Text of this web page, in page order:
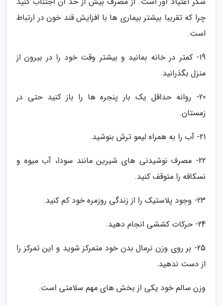
چرا که تقریبا بیشتر بیماری ها با افزایش قند خون در ارتباط
است.
19- کمتر در خانه بمانید و بیشتر وقت خود را در بیرون از
منزل بگذرانید.
20- روانه حداقل یک بار پنجره ها را باز کنید حتی در
زمستان.
21- آب را به همراه لیمو ترش بنوشید.
22- مصرف نوشیدنی های شیرین مانند سودا، آب میوه و
نسکافه را متوقف کنید.
23- وجود پلاستیک را از زندگی روزمره خود کم کنید.
24- حرکات کششی انجام دهید.
25- بر روی وزن نرمال بدن خود متمرکز شوید و این تمرکز را
از دست ندهید.
وزن سالم خود یکی از بخش های مهم سلامتی است.